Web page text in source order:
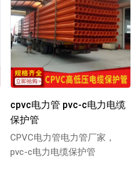
cpvc电力管 pvc-c电力电缆
保护管
CPVC电力管电力管厂家，
pvc-c电力电缆保护管